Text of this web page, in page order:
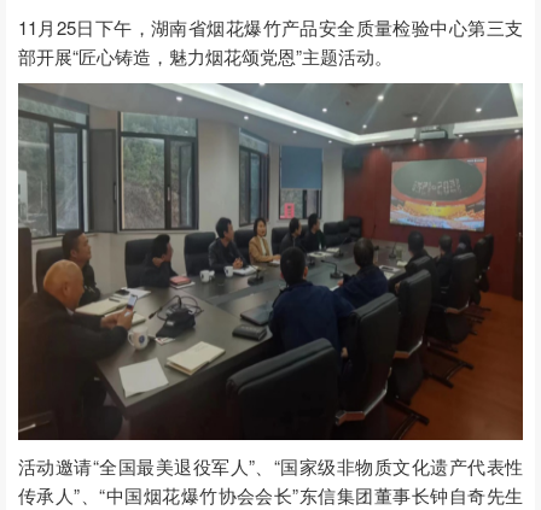
11月25日下午，湖南省烟花爆竹产品安全质量检验中心第三支
部开展“匠心铸造，魅力烟花颂党恩”主题活动。
活动邀请“全国最美退役军人”、“国家级非物质文化遗产代表性
传承人”、“中国烟花爆竹协会会长”东信集团董事长钟自奇先生